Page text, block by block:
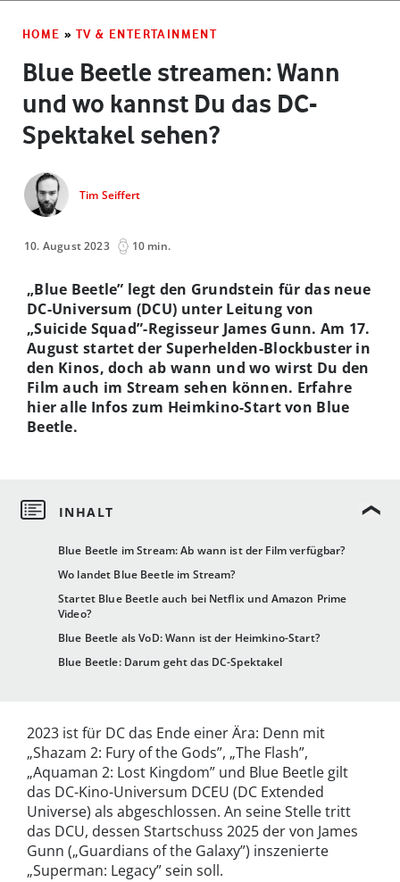
HOME » TV & ENTERTAINMENT
Blue Beetle streamen: Wann
und wo kannst Du das DC-
Spektakel sehen?
Tim Seiffert
10. August 2023 10 min.
Blue Beetle im Stream: Ab wann ist der Film verfügbar?
Wo landet Blue Beetle im Stream?
Startet Blue Beetle auch bei Netflix und Amazon Prime
Video?
Blue Beetle als VoD: Wann ist der Heimkino-Start?
Blue Beetle: Darum geht das DC-Spektakel
„Blue Beetle” legt den Grundstein für das neue
DC-Universum (DCU) unter Leitung von
„Suicide Squad”-Regisseur James Gunn. Am 17.
August startet der Superhelden-Blockbuster in
den Kinos, doch ab wann und wo wirst Du den
Film auch im Stream sehen können. Erfahre
hier alle Infos zum Heimkino-Start von Blue
Beetle.
2023 ist für DC das Ende einer Ära: Denn mit
„Shazam 2: Fury of the Gods”, „The Flash”,
„Aquaman 2: Lost Kingdom” und Blue Beetle gilt
das DC-Kino-Universum DCEU (DC Extended
Universe) als abgeschlossen. An seine Stelle tritt
das DCU, dessen Startschuss 2025 der von James
Gunn („Guardians of the Galaxy”) inszenierte
„Superman: Legacy” sein soll.